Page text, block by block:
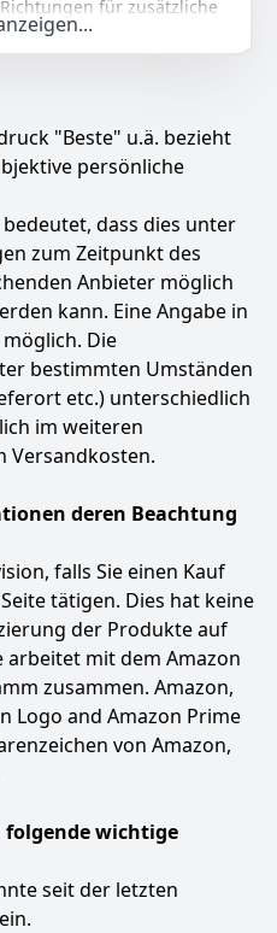
für zusätzliche
Diese starken und
biegen oder brechen nicht
Garantie bieten.
& KUNSTSTOFFFREIE
nur Bambus, der zu
nachhaltigen Quellen
ist sicher in einer
Verpackung verpackt.
UND EINFACH ZU
stabiles holzschneidebrett
während des
Jeder Satz enthält optionale
leicht angebracht
Lochausschnitten können
Ordnen Sie
Ihrer 3 Schneidebretter
Eigenschaften von
einfach.
zum Tranchieren von
zum Schneiden von
sie auch zur perfekten
Gewicht
1,75 kg
"Beste" u.ä. bezieht
persönliche
dass dies unter
zum Zeitpunkt des
Anbieter möglich
kann. Eine Angabe in
Die
bestimmten Umständen
etc.) unterschiedlich
im weiteren
Versandkosten.
deren Beachtung
falls Sie einen Kauf
tätigen. Dies hat keine
der Produkte auf
arbeitet mit dem Amazon
zusammen. Amazon,
Logo and Amazon Prime
von Amazon,
folgende wichtige
seit der letzten